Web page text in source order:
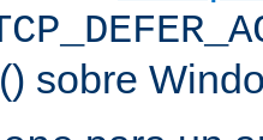
sobre